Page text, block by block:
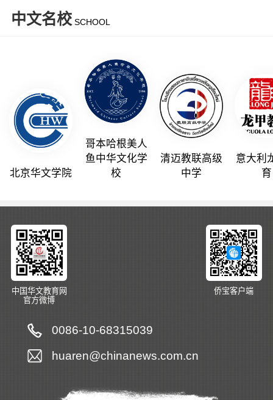
中文名校 SCHOOL
北京华文学院
哥本哈根美人
鱼中华文化学
校
清迈教联高级
中学
意大利
育
中国华文教育网
官方微博
侨宝客户端
0086-10-68315039
huaren@chinanews.com.cn